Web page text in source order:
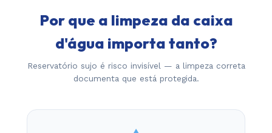
Por que a limpeza da caixa
d'água importa tanto?
Reservatório sujo é risco invisível — a limpeza correta
documenta que está protegida.